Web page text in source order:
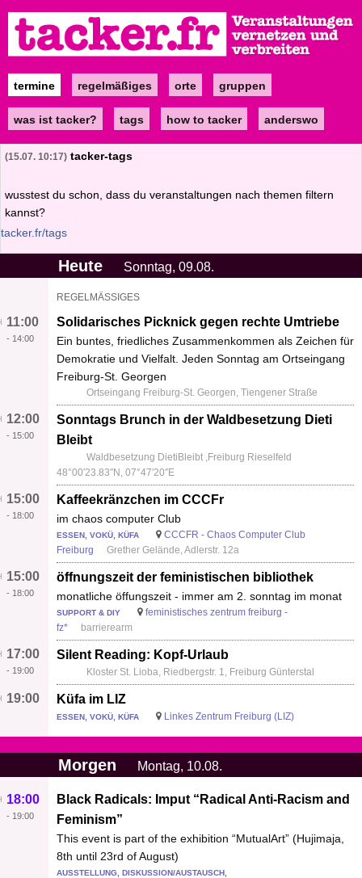
zum
Inhalt
Maintermine regelmäßiges orte gruppen
was ist tacker? tags how to tacker anderswo
15.07. 10:17 tacker-tags
wusstest du schon, dass du veranstaltungen nach themen filtern
kannst?
tacker.fr/tags
Heute Sonntag, 09.08.
REGELMÄSSIGES
Solidarisches Picknick gegen rechte Umtriebe
Ein buntes, friedliches Zusammenkommen als Zeichen für
Demokratie und Vielfalt. Jeden Sonntag am Ortseingang
Freiburg-St. Georgen
11:00
- 14:00
Ortseingang Freiburg-St. Georgen, Tiengener Straße
Sonntags Brunch in der Waldbesetzung Dieti
Bleibt
12:00
- 15:00
Waldbesetzung DietiBleibt ,Freiburg Rieselfeld
48°00′23.83″N, 07°47′20″E
Kaffeekränzchen im CCCFr
im chaos computer Club
15:00
- 18:00
ESSEN, VOKÜ, KÜFA
CCCFR - Chaos Computer Club
Freiburg
Grether Gelände, Adlerstr. 12a
öffnungszeit der feministischen bibliothek
monatliche öffungszeit - immer am 2. sonntag im monat
15:00
- 18:00
SUPPORT & DIY
feministisches zentrum freiburg -
fz*
barrierearm
Silent Reading: Kopf-Urlaub
17:00
- 19:00 Kloster St. Lioba, Riedbergstr. 1, Freiburg Günterstal
Küfa im LIZ
19:00
ESSEN, VOKÜ, KÜFA Linkes Zentrum Freiburg (LIZ)
Morgen Montag, 10.08.
Black Radicals: Imput “Radical Anti-Racism and
Feminism”
This event is part of the exhibition “MutualArt” (Hujimaja,
8th until 23rd of August)
18:00
- 19:00
AUSSTELLUNG, DISKUSSION/AUSTAUSCH,